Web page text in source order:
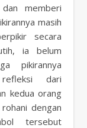
memberi
masih
secara
ia belum
pikirannya
dari
kedua orang
dengan
tersebut